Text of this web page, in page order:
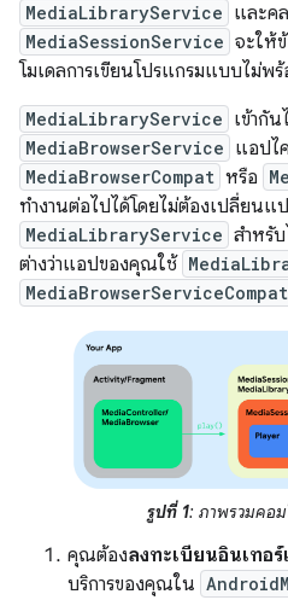
MediaLibraryService และค
MediaSessionService จะให้
โมเดลการเขียนโปรแกรมแบบไม่พ
MediaLibraryService เข้ากั
MediaBrowserService แอปไ
MediaBrowserCompat หรือ
ทำงานต่อไปได้โดยไม่ต้องเปลี่ยนแ
MediaLibraryService สำหรั
ต่างว่าแอปของคุณใช้
MediaBrowserServiceCompat
รูปที่ 1: ภาพรวมคอ
คุณต้องลงทะเบียนอินเทอร์
บริการของคุณใน